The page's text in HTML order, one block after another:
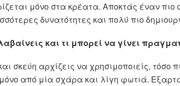
μόνο στα κρέατα. Αποκτάς έναν πιο
δυνατότητες και πολύ πιο
και τι μπορεί να γίνει
σκεύη αρχίζεις να χρησιμοποιείς, τόσο
από μία σχάρα και λίγη φωτιά.